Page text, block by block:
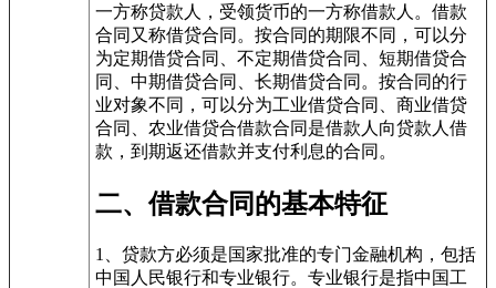
一方称贷款人，受领货币的一方称借款人。借款
合同又称借贷合同。按合同的期限不同，可以分
为定期借贷合同、不定期借贷合同、短期借贷合
同、中期借贷合同、长期借贷合同。按合同的行
业对象不同，可以分为工业借贷合同、商业借贷
合同、农业借贷合借款合同是借款人向贷款人借
款，到期返还借款并支付利息的合同。
二、借款合同的基本特征
1、贷款方必须是国家批准的专门金融机构，包括
中国人民银行和专业银行。专业银行是指中国工